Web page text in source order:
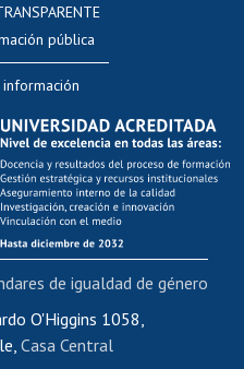
Académico
docente
al AUCAI
os
de capacitación
personal
interna
de renta
honorarios
pública
O'Higgins 1058,
Casa Central
de igualdad de género